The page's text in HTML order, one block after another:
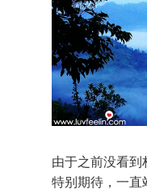
由于之前没看到
特别期待，一直